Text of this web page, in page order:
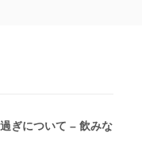
ぎについて – 飲みな